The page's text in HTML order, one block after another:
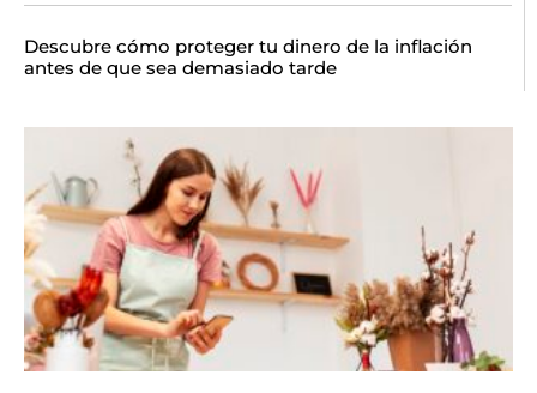
Descubre cómo proteger tu dinero de la inflación
antes de que sea demasiado tarde